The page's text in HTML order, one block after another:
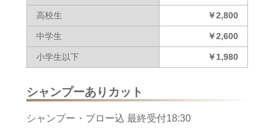
高校生 ￥2,800
中学生 ￥2,600
小学生以下 ￥1,980
シャンプーありカット
シャンプー・ブロー込 最終受付18:30